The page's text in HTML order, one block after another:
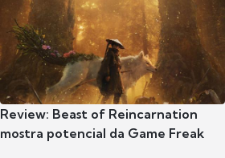
Review: Beast of Reincarnation
mostra potencial da Game Freak